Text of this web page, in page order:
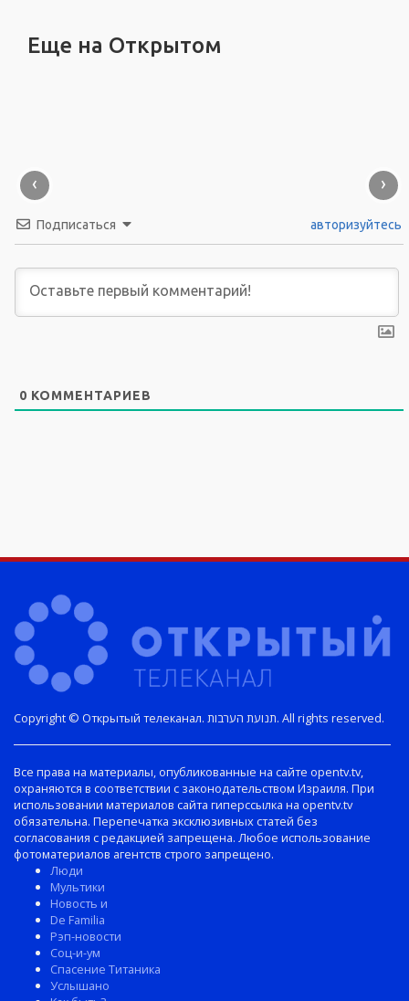
Еще на Открытом
‹ ›
Подписаться авторизуйтесь
0 КОММЕНТАРИЕВ
Copyright © Открытый телеканал. תנועת הערבות. All rights reserved.
Все права на материалы, опубликованные на сайте opentv.tv,
охраняются в соответствии с законодательством Израиля. При
использовании материалов сайта гиперссылка на opentv.tv
обязательна. Перепечатка эксклюзивных статей без
согласования с редакцией запрещена. Любое использование
фотоматериалов агентств строго запрещено.
Люди
Мультики
Новость и
De Familia
Рэп-новости
Соц-и-ум
Спасение Титаника
Услышано